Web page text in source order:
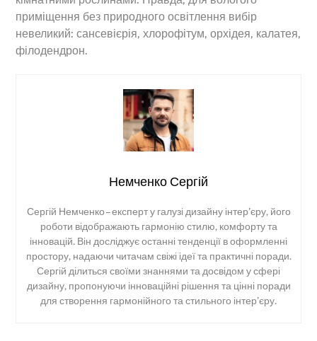
приміщення без природного освітлення вибір
невеликий: сансевієрія, хлорофітум, орхідея, калатея,
філодендрон.
Немченко Сергій
Сергій Немченко – експерт у галузі дизайну інтер’єру, його
роботи відображають гармонію стилю, комфорту та
інновацій. Він досліджує останні тенденції в оформленні
простору, надаючи читачам свіжі ідеї та практичні поради.
Сергій ділиться своїми знаннями та досвідом у сфері
дизайну, пропонуючи інноваційні рішення та цінні поради
для створення гармонійного та стильного інтер’єру.